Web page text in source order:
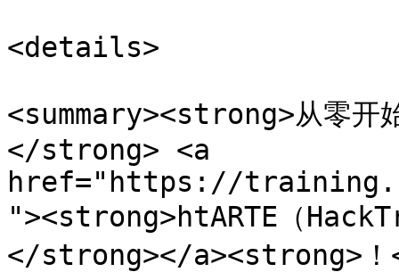
<details>
<summary><strong>从零开
</strong> <a
href="https://
"><strong>htARTE（
</strong></a><strong>！